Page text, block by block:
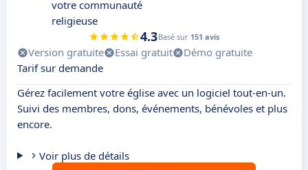
votre communauté
religieuse
4.3Basé sur 151 avis
Version gratuite Essai gratuit
Démo gratuite
Tarif sur demande
Gérez facilement votre église avec un logiciel tout-en-un.
Suivi des membres, dons, événements, bénévoles et plus
encore.
Voir plus de détails